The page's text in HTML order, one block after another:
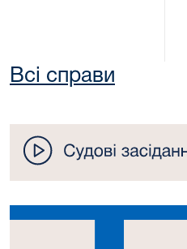
Всі справи